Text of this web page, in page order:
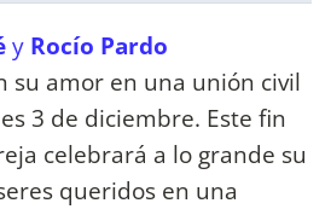
y Rocío Pardo
su amor en una unión civil
3 de diciembre. Este fin
celebrará a lo grande su
queridos en una